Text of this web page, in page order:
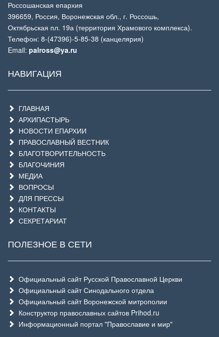
Россошанская епархия
396659, Россия, Воронежская обл., г. Россошь,
Октябрьская пл. 19а (территория Храмового комплекса).
Телефон: 8-(47396)-5-85-38 (канцелярия)
Email: palross@ya.ru
НАВИГАЦИЯ
ГЛАВНАЯ
АРХИПАСТЫРЬ
НОВОСТИ ЕПАРХИИ
ПРАВОСЛАВНЫЙ ВЕСТНИК
БЛАГОТВОРИТЕЛЬНОСТЬ
БЛАГОЧИНИЯ
МЕДИА
ВОПРОСЫ
ДЛЯ ПРЕССЫ
КОНТАКТЫ
СЕКРЕТАРИАТ
ПОЛЕЗНОЕ В СЕТИ
Официальный сайт Русской Православной Церкви
Официальный сайт Синодального отдела
Официальный сайт Воронежской митрополии
Конструктор православных сайтов Prihod.ru
Информационный портал "Православие и мир"